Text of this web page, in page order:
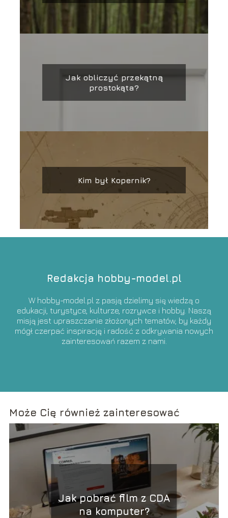
Jak obliczyć przekątną
prostokąta?
Kim był Kopernik?
Redakcja hobby-model.pl
W hobby-model.pl z pasją dzielimy się wiedzą o
edukacji, turystyce, kulturze, rozrywce i hobby. Naszą
misją jest upraszczanie złożonych tematów, by każdy
mógł czerpać inspirację i radość z odkrywania nowych
zainteresowań razem z nami.
Może Cię również zainteresować
Jak pobrać film z CDA
na komputer?